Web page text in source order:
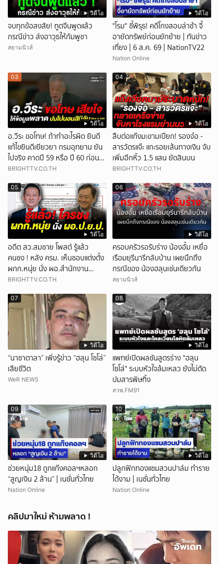
วิดีโอ
จบทุกข้อสงสัย! ทูตจีนพูดแล้ว
กรณีข่าว ส่งอาวุธให้กัมพูชา
สยามนิวส์
วิดีโอ
"โรม" ชี้พิรุธ! คดีโกงสอบล่าช้า จี้
อายัดทรัพย์ก่อนยักย้าย | ทันข่าว
เที่ยง | 6 ส.ค. 69 | NationTV22
Nation Online
วิดีโอ
03
อ.วีระ ขอโทษ! ถ้าทำอะไรผิด ยินดี
แก้ไขยินดีเยียวยา กรมอุทยาน ยัน
ไปจริง คาดปี 59 หรือ ปี 60 ก่อน
ปิดให้พัก
BRIGHTTV.CO.TH
วิดีโอ
04
สืบต่อแก๊งมะขามเปียก! รองจ๋อ -
สารวัตรแจ๊ะ แกะรอยเส้นทางเงิน จับ
เพิ่มอีกหิ้ว 1.5 แสน ยัดสินบน
BRIGHTTV.CO.TH
วิดีโอ
05
อดีต สว.สมชาย โพสต์ รู้แล้ว
คนชง ! หลัง ครม. เห็นชอบแต่งตั้ง
ผกก.หนุ่ย นั่ง ผอ.สำนักงาน
ป.ย.ป.
BRIGHTTV.CO.TH
วิดีโอ
06
ครอบครัวรอรับร่าง น้องอั้ม เหยื่อ
เรือมยุรีนารีกลับบ้าน เผยนึกถึง
กรณีของ น้องฮลุนเช่นเดียวกัน
สยามนิวส์
วิดีโอ
07
“นาซาตาลา” เพิ่งรู้ข่าว “ฮลุน โซโล่”
เสียชีวิต
WeR NEWS
วิดีโอ
08
แพทย์เปิดผลชันสูตรร่าง "ฮลุน
โซโล่" ระบบหัวใจล้มเหลว ยังไม่ตัด
ปมสารพิษทิ้ง
สวพ.FM91
วิดีโอ
09
ช่วยหนุ่ม18 ถูกแก๊งคอลฯหลอก
“สูญเงิน 2 ล้าน” | เนชั่นทั่วไทย
Nation Online
วิดีโอ
10
ปลูกฟักทองแซมสวนปาล์ม ทำราย
ได้งาม | เนชั่นทั่วไทย
Nation Online
คลิปมาใหม่ ห้ามพลาด !